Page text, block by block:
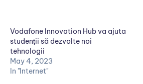
Vodafone Innovation Hub va ajuta
studenții să dezvolte noi
tehnologii
May 4, 2023
In "Internet"